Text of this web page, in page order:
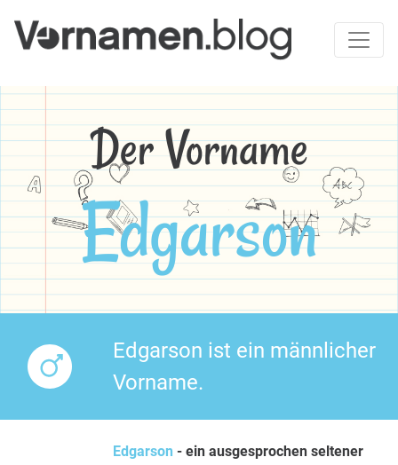
Der Vorname
Edgarson
Edgarson ist ein männlicher
Vorname.
Edgarson - ein ausgesprochen seltener